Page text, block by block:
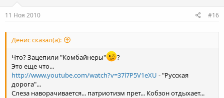
11 Ноя 2010 #16
Денис сказал(а):
Что? Зацепили "Комбайнеры"
?
Это еще что...
http://www.youtube.com/watch?v=37l7P5V1eXU - "Русская
дорога"...
Слеза наворачивается... патриотизм прет... Кобзон отдыхает...